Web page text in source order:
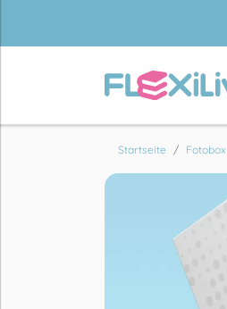
Startseite Fotobox